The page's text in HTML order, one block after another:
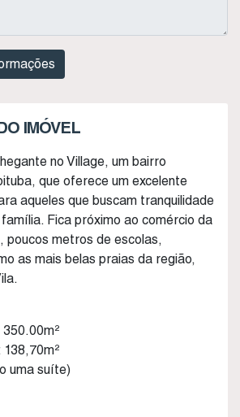
IMÓVEL
no Village, um bairro
que oferece um excelente
aqueles que buscam tranquilidade
Fica próximo ao comércio da
poucos metros de escolas,
as mais belas praias da região,
uma suíte)